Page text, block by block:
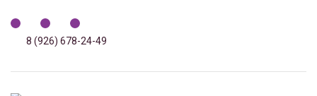
8 (926) 678-24-49